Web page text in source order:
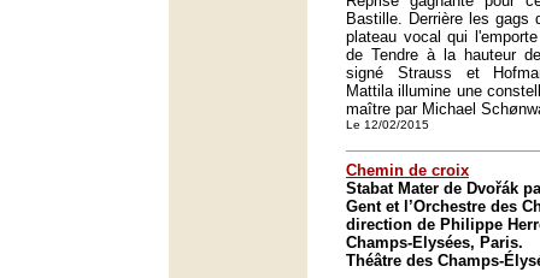
Bastille. Derrière les gags
plateau vocal qui
de Tendre à la hauteur
signé Strauss et
Mattila illumine une
maître par Michael
Le 12/02/2015
Chemin de croix
Stabat Mater de Dvořák
Gent et l’Orchestre des
direction de Philippe
Champs-Elysées, Paris.
Théâtre des Champs-